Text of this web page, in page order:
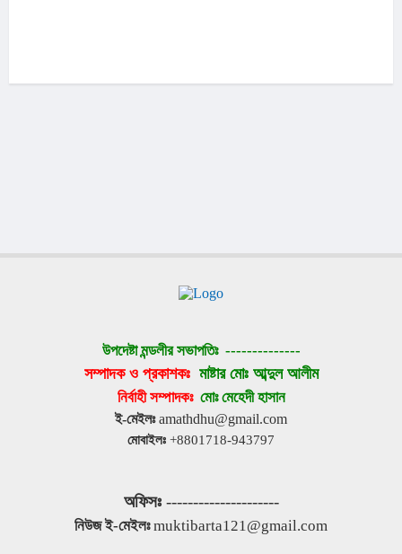
উপদেষ্টা মন্ডলীর সভাপতিঃ --------------
সম্পাদক ও প্রকাশকঃ মাষ্টার মোঃ আব্দুল আলীম
নির্বাহী সম্পাদকঃ মোঃ মেহেদী হাসান
ই-মেইলঃ amathdhu@gmail.com
মোবাইলঃ +8801718-943797
অফিসঃ ---------------------
নিউজ ই-মেইলঃ muktibarta121@gmail.com